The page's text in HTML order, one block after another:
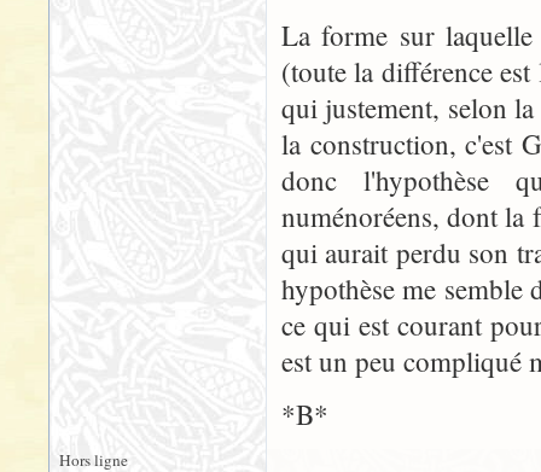
La forme sur
(toute la différence
qui justement, selon
la construction, c'est
donc l'hypothèse
numénoréens, dont la
qui aurait perdu son
hypothèse me semble
ce qui est courant
est un peu compliqué
*B*
Hors ligne